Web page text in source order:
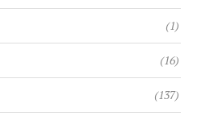
(1)
(16)
(137)